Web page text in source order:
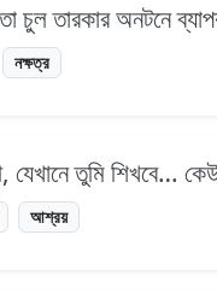
চুল তারকার অনটনে
নক্ষত্র
যেখানে তুমি শিখবে…
আশ্রয়